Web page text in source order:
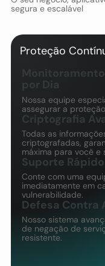
segura e escalável
Proteção
por Dia
Nossa equipe
assegurar a
Criptografia
Todas as
criptografadas,
máxima para você e
Suporte
Conte com uma
imediatamente em
vulnerabilidade.
Defesa Contra
Nosso sistema
de negação de
resistente.